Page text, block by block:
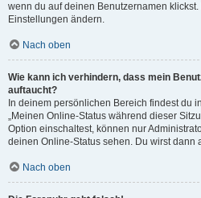
wenn du auf deinen Benutzernamen
Einstellungen ändern.
Nach oben
Wie kann ich verhindern, dass mein
auftaucht?
In deinem persönlichen Bereich findest du
„Meinen Online-Status während dieser
Option einschaltest, können nur
deinen Online-Status sehen. Du wirst dann
Nach oben